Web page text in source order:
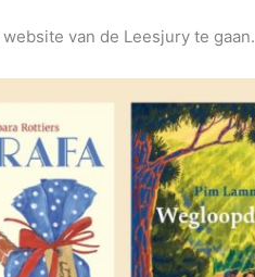
van de Leesjury te gaan.